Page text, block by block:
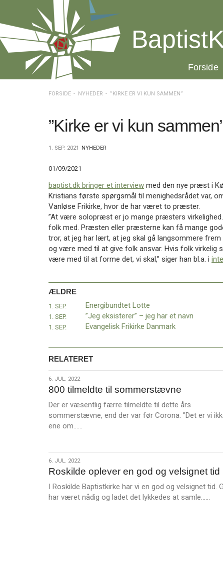
over
og
gå
Vend
tilbage
Værktøjskassen
BaptistKirken
Inspiration
Værktøjskassen
BaptistKirken
UngdomsforbundForrige
20.0:
Forside
FORSIDE NYHEDER ”KIRKE ER VI KUN SAMMEN”
”Kirke er vi kun
1. SEP. 2021 NYHEDER
01/09/2021
baptist.dk bringer et interview med den nye præst i
Kristians første spørgsmål til menighedsrådet var,
Vanløse Frikirke, hvor de har været to præster.
”At være solopræst er jo mange præsters
folk med. Præsten eller præsterne kan få mange
tror, at jeg har lært, at jeg skal gå langsommere
og være med til at give folk ansvar. Hvis folk virkelig
være med til at forme det, vi skal,” siger han bl.a. i
ÆLDRE
1. SEP. Energibundtet Lotte
1. SEP. ”Jeg eksisterer” – jeg har et navn
1. SEP. Evangelisk Frikirke Danmark
RELATERET
6.
jul.
2022
6. JUL. 2022
800 tilmeldte til sommerstævne
Der er væsentlig færre tilmeldte til dette års
sommerstævne, end der var før Corona. ”Det er vi
ene om……
e
e
6.
jul.
2022
6. JUL. 2022
Roskilde oplever en god og velsignet tid
I Roskilde Baptistkirke har vi en god og velsignet tid.
har været nådig og ladet det lykkedes at samle……